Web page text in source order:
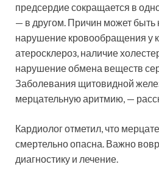
предсердие сокращается в
— в другом. Причин может быть
нарушение кровообращения у
атеросклероз, наличие
нарушение обмена веществ
Заболевания щитовидной
мерцательную аритмию, —
Кардиолог отметил, что
смертельно опасна. Важно
диагностику и лечение.